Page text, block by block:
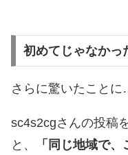
初めてじゃなかっ
さらに驚いたことに
sc4s2cgさんの投稿
と、
「同じ地域で